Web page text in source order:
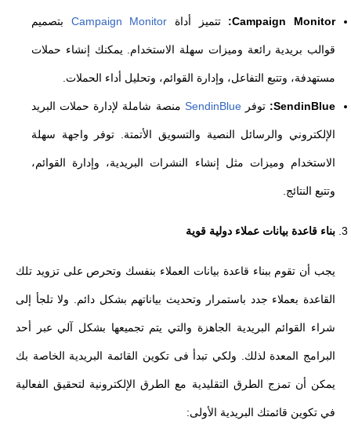
Campaign Monitor: تتميز أداة Campaign Monitor بتصميم
قوالب بريدية رائعة وميزات سهلة الاستخدام. يمكنك إنشاء حملات
مستهدفة، وتتبع التفاعل، وإدارة القوائم، وتحليل أداء الحملات.
SendinBlue: توفرSendinBlue منصة شاملة لإدارة حملات البريد
الإلكتروني والرسائل النصية والتسويق الأتمتة. توفر واجهة سهلة
الاستخدام وميزات مثل إنشاء النشرات البريدية، وإدارة القوائم،
وتتبع النتائج.
بناء قاعدة بيانات عملاء دولية قوية
يجب أن تقوم ببناء قاعدة بيانات العملاء بنفسك وتحرص على تزويد تلك
القاعدة بعملاء جدد باستمرار وتحديث بياناتهم بشكل دائم. ولا تلجأ إلى
شراء القوائم البريدية الجاهزة والتي يتم تجميعها بشكل آلي عبر أحد
البرامج المعدة لذلك. ولكي تبدأ فى تكوين القائمة البريدية الخاصة بك
يمكن أن تمزج الطرق التقليدية مع الطرق الإلكترونية لتحقيق الفعالية
في تكوين قائمتك البريدية الأولى: